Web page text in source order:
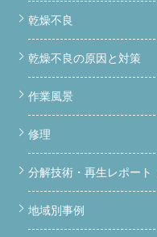
乾燥不良
乾燥不良の原因と対策
作業風景
修理
分解技術・再生レポート
地域別事例